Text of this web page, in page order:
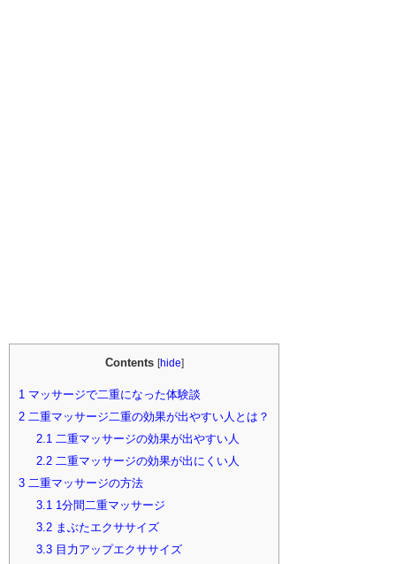
Contents [hide]
1 マッサージで二重になった体験談
2 二重マッサージ二重の効果が出やすい人とは？
2.1二重マッサージの効果が出やすい人
2.2二重マッサージの効果が出にくい人
3 二重マッサージの方法
3.11分間二重マッサージ
3.2まぶたエクササイズ
3.3目力アップエクササイズ